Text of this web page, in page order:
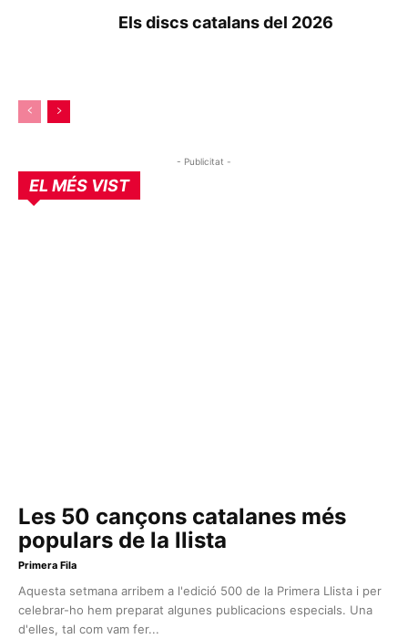
Els discs catalans del 2026
- Publicitat -
EL MÉS VIST
Les 50 cançons catalanes més
populars de la llista
Primera Fila
Aquesta setmana arribem a l'edició 500 de la Primera Llista i per
celebrar-ho hem preparat algunes publicacions especials. Una
d'elles, tal com vam fer...